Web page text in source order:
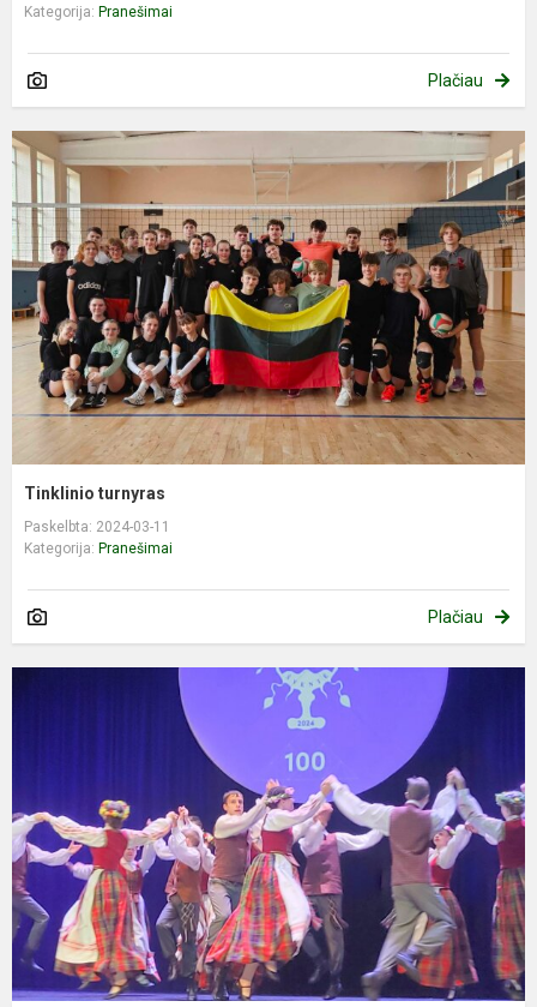
Kategorija: Pranešimai
Plačiau
Tinklinio turnyras
Paskelbta: 2024-03-11
Kategorija: Pranešimai
Plačiau